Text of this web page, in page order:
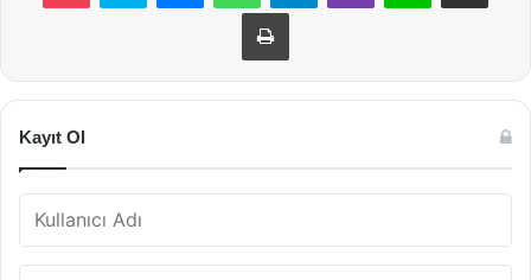
Yazdır
Kayıt Ol